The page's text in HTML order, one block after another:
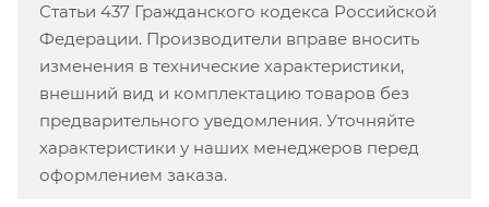
Статьи 437 Гражданского кодекса Российской
Федерации. Производители вправе вносить
изменения в технические характеристики,
внешний вид и комплектацию товаров без
предварительного уведомления. Уточняйте
характеристики у наших менеджеров перед
оформлением заказа.